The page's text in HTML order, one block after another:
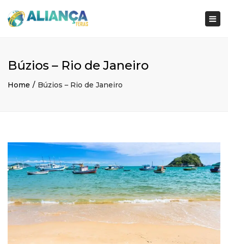
Búzios – Rio de Janeiro
Home Búzios – Rio de Janeiro